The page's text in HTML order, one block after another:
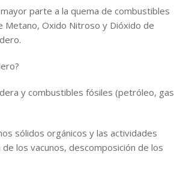
parte a la quema de combustibles
Metano, Oxido Nitroso y Dióxido de
y combustibles fósiles (petróleo, gas
sólidos orgánicos y las actividades
los vacunos, descomposición de los